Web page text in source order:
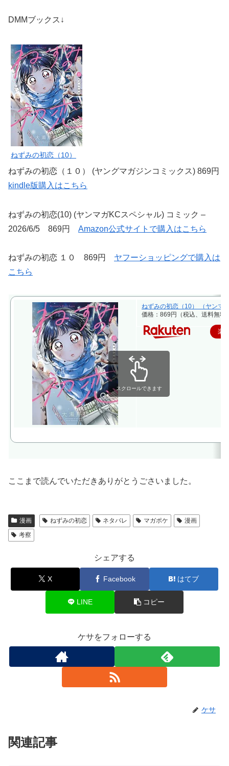
DMMブックス↓
ねずみの初恋（10）
ねずみの初恋（１０） (ヤングマガジンコミックス) 869円
kindle版購入はこちら
ねずみの初恋(10) (ヤンマガKCスペシャル) コミック –
2026/6/5 869円 Amazon公式サイトで購入はこちら
ねずみの初恋 １０ 869円 ヤフーショッピングで購入は
こちら
ねずみの初恋（10） （ヤンマ
価格：869円（税込、送料無料)
楽
スクロールできます
ここまで読んでいただきありがとうごさいました。
漫画 ねずみの初恋 ネタバレ マガポケ
漫画
考察
シェアする
X Facebook はてブ
LINE コピー
ケサをフォローする
ケサ
関連記事